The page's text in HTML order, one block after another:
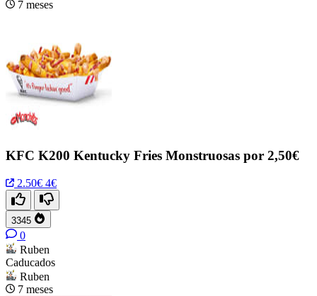
7 meses
KFC K200 Kentucky Fries Monstruosas por 2,50€
2.50€ 4€
3345
0
Ruben
Caducados
Ruben
7 meses